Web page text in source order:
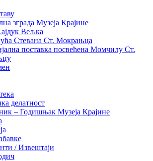
зграда Музеја Крајине
Вељка
Стевана Ст. Мокрањца
поставка посвећена Момчилу Ст.
делатност
– Годишњак Музеја Крајине
/ Извештаји